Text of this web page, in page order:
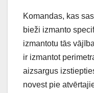
Komandas, kas
bieži izmanto
izmantotu tās
ir izmantot
aizsargus
novest pie